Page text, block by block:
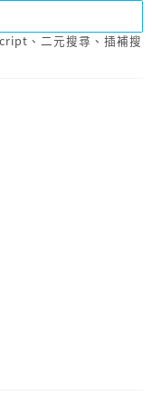
、 二元搜尋 、 插補搜